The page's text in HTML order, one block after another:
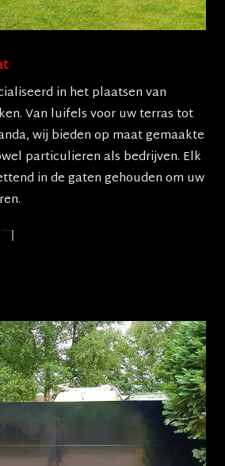
in het plaatsen van
Van luifels voor uw terras tot
wij bieden op maat gemaakte
particulieren als bedrijven. Elk
in de gaten gehouden om uw